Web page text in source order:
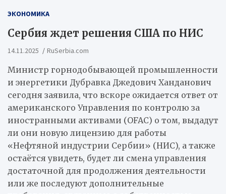
ЭКОНОМИКА
Сербия ждет решения США по НИС
14.11.2025 RuSerbia.com
Министр горнодобывающей промышленности
и энергетики Дубравка Джедович Ханданович
сегодня заявила, что вскоре ожидается ответ от
американского Управления по контролю за
иностранными активами (OFAC) о том, выдадут
ли они новую лицензию для работы
«Нефтяной индустрии Сербии» (НИС), а также
остаётся увидеть, будет ли смена управления
достаточной для продолжения деятельности
или же последуют дополнительные